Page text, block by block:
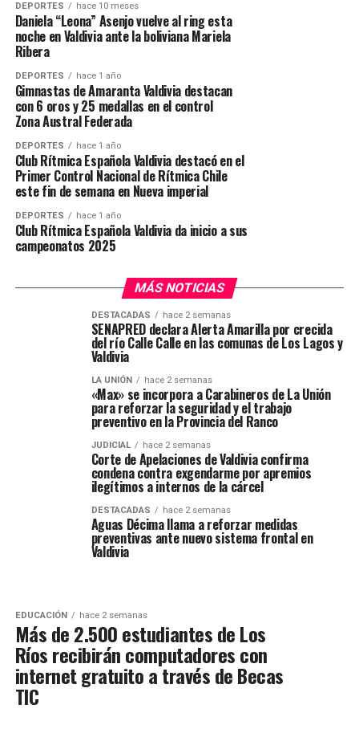
DEPORTES hace 10 meses
Daniela “Leona” Asenjo vuelve al ring esta
noche en Valdivia ante la boliviana Mariela
Ribera
DEPORTES hace 1 año
Gimnastas de Amaranta Valdivia destacan
con 6 oros y 25 medallas en el control
Zona Austral Federada
DEPORTES hace 1 año
Club Rítmica Española Valdivia destacó en el
Primer Control Nacional de Rítmica Chile
este fin de semana en Nueva imperial
DEPORTES hace 1 año
Club Rítmica Española Valdivia da inicio a sus
campeonatos 2025
MÁS NOTICIAS
DESTACADAS hace 2 semanas
SENAPRED declara Alerta Amarilla por crecida
del río Calle Calle en las comunas de Los Lagos y
Valdivia
LA UNIÓN hace 2 semanas
«Max» se incorpora a Carabineros de La Unión
para reforzar la seguridad y el trabajo
preventivo en la Provincia del Ranco
JUDICIAL hace 2 semanas
Corte de Apelaciones de Valdivia confirma
condena contra exgendarme por apremios
ilegítimos a internos de la cárcel
DESTACADAS hace 2 semanas
Aguas Décima llama a reforzar medidas
preventivas ante nuevo sistema frontal en
Valdivia
EDUCACIÓN hace 2 semanas
Más de 2.500 estudiantes de Los
Ríos recibirán computadores con
internet gratuito a través de Becas
TIC